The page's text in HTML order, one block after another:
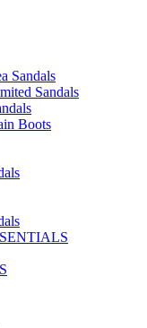
Sandals
Sandals
Boots